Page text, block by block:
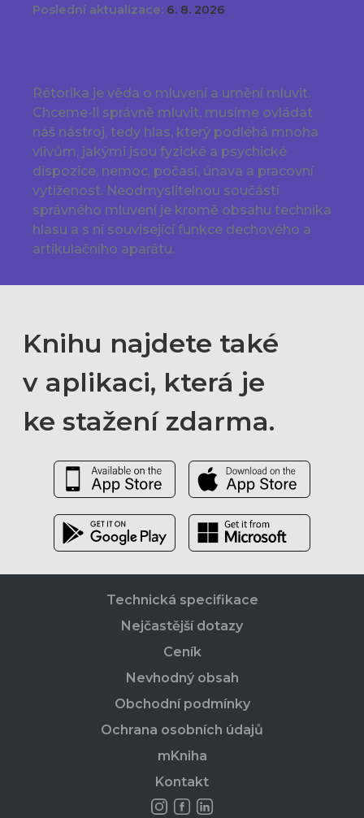
Poslední aktualizace: 6. 8. 2026
Rétorika je věda o mluvení a umění mluvit.
Chceme-li správně mluvit, musíme ovládat
náš nástroj, tedy hlas, který podléhá mnoha
vlivům, jakými jsou fyzické a psychické
dispozice, nemoc, počasí, únava a pracovní
vytíženost. Neodmyslitelnou součástí
správného mluvení je kromě obsahu technika
hlasu a s ní související funkce dechového a
artikulačního aparátu.
Knihu najdete také
v aplikaci, která je
ke stažení zdarma.
Technická specifikace
Nejčastější dotazy
Ceník
Nevhodný obsah
Obchodní podmínky
Ochrana osobních údajů
mKniha
Kontakt